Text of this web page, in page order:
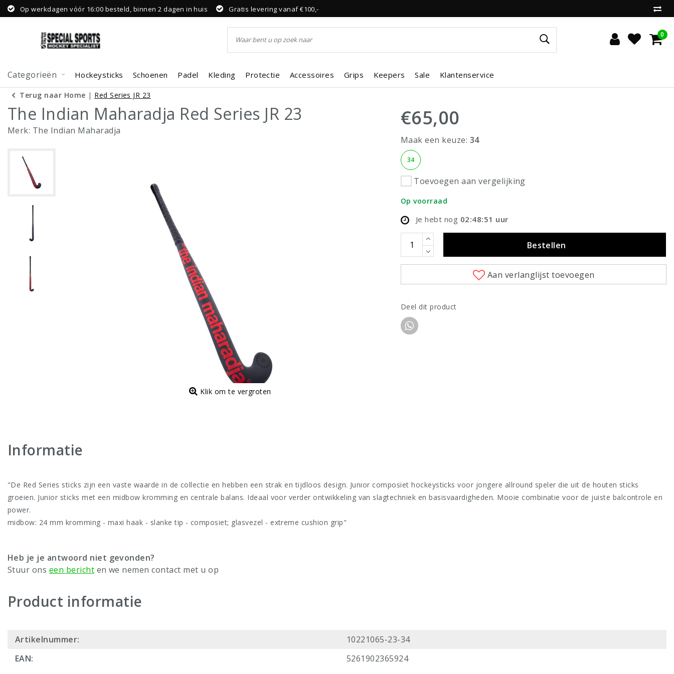
Op werkdagen vóór 16:00 besteld, binnen 2 dagen in huis Gratis levering vanaf €100,-
0
Categorieën Hockeysticks Schoenen Padel Kleding Protectie Accessoires Grips Keepers Sale Klantenservice
Terug naar Home | Red Series JR 23
The Indian Maharadja Red Series JR 23
Merk: The Indian Maharadja
Klik om te vergroten
€65,00
Maak een keuze: 34
34
Toevoegen aan vergelijking
Op voorraad
Je hebt nog 02:48:50 uur
Bestellen
Aan verlanglijst toevoegen
Deel dit product
Informatie
"De Red Series sticks zijn een vaste waarde in de collectie en hebben een strak en tijdloos design. Junior composiet hockeysticks voor jongere allround speler die uit de houten sticks
groeien. Junior sticks met een midbow kromming en centrale balans. Ideaal voor verder ontwikkeling van slagtechniek en basisvaardigheden. Mooie combinatie voor de juiste balcontrole en
power.
midbow: 24 mm kromming - maxi haak - slanke tip - composiet; glasvezel - extreme cushion grip"
Heb je je antwoord niet gevonden?
Stuur ons een bericht en we nemen contact met u op
Product informatie
Artikelnummer:
10221065-23-34
EAN:
5261902365924